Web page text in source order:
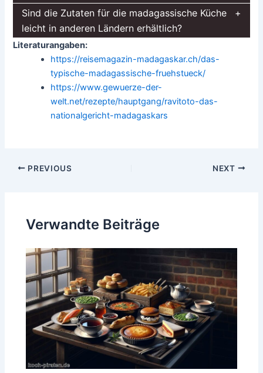
Sind die Zutaten für die madagassische Küche
leicht in anderen Ländern erhältlich?
Literaturangaben:
https://reisemagazin-madagaskar.ch/das-
typische-madagassische-fruehstueck/
https://www.gewuerze-der-
welt.net/rezepte/hauptgang/ravitoto-das-
nationalgericht-madagaskars
Post
PREVIOUS NEXT
Verwandte Beiträge